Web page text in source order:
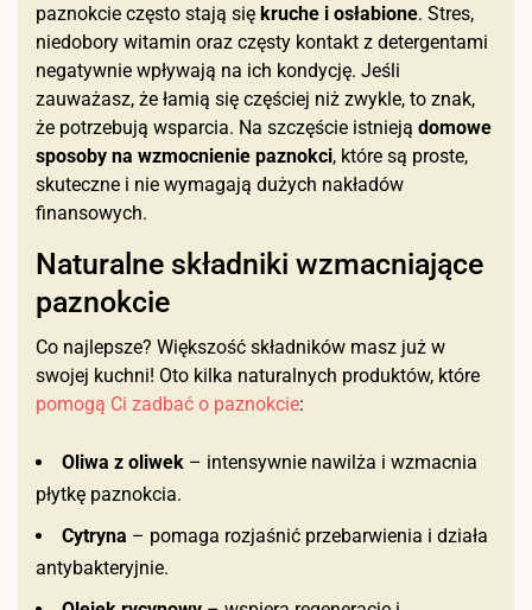
paznokcie często stają się kruche i osłabione. Stres,
niedobory witamin oraz częsty kontakt z detergentami
negatywnie wpływają na ich kondycję. Jeśli
zauważasz, że łamią się częściej niż zwykle, to znak,
że potrzebują wsparcia. Na szczęście istnieją domowe
sposoby na wzmocnienie paznokci, które są proste,
skuteczne i nie wymagają dużych nakładów
finansowych.
Naturalne składniki wzmacniające
paznokcie
Co najlepsze? Większość składników masz już w
swojej kuchni! Oto kilka naturalnych produktów, które
pomogą Ci zadbać o paznokcie:
Oliwa z oliwek – intensywnie nawilża i wzmacnia
płytkę paznokcia.
Cytryna – pomaga rozjaśnić przebarwienia i działa
antybakteryjnie.